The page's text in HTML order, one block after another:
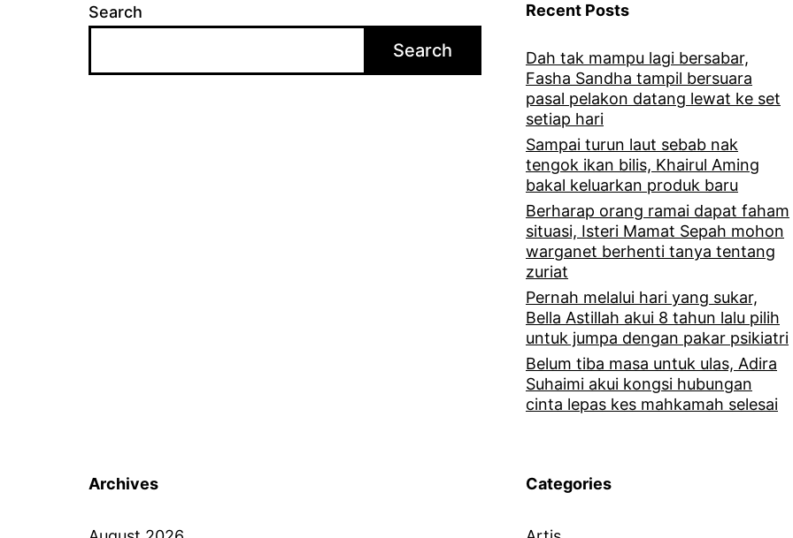
Search
Search
Recent Posts
Dah tak mampu lagi bersabar,
Fasha Sandha tampil bersuara
pasal pelakon datang lewat ke set
setiap hari
Sampai turun laut sebab nak
tengok ikan bilis, Khairul Aming
bakal keluarkan produk baru
Berharap orang ramai dapat faham
situasi, Isteri Mamat Sepah mohon
warganet berhenti tanya tentang
zuriat
Pernah melalui hari yang sukar,
Bella Astillah akui 8 tahun lalu pilih
untuk jumpa dengan pakar psikiatri
Belum tiba masa untuk ulas, Adira
Suhaimi akui kongsi hubungan
cinta lepas kes mahkamah selesai
Archives Categories